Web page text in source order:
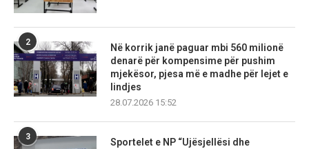
2
Në korrik janë paguar mbi 560 milionë
denarë për kompensime për pushim
mjekësor, pjesa më e madhe për lejet e
lindjes
28.07.2026 15:52
3
Sportelet e NP “Ujësjellësi dhe